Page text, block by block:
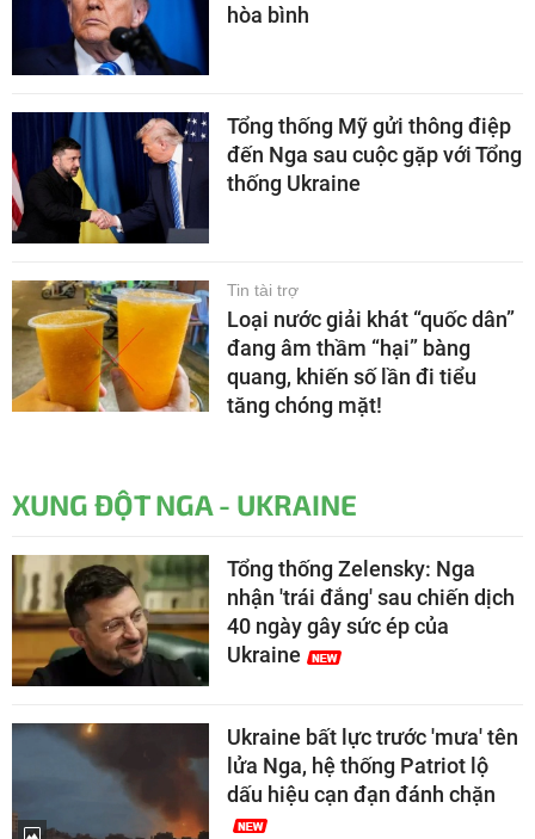
hòa bình
Tổng thống Mỹ gửi thông điệp
đến Nga sau cuộc gặp với Tổng
thống Ukraine
Tin tài trợ
Loại nước giải khát “quốc dân”
đang âm thầm “hại” bàng
quang, khiến số lần đi tiểu
tăng chóng mặt!
XUNG ĐỘT NGA - UKRAINE
Tổng thống Zelensky: Nga
nhận 'trái đắng' sau chiến dịch
40 ngày gây sức ép của
Ukraine
Ukraine bất lực trước 'mưa' tên
lửa Nga, hệ thống Patriot lộ
dấu hiệu cạn đạn đánh chặn